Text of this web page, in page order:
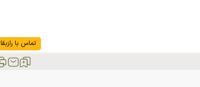
تماس با رازبقا